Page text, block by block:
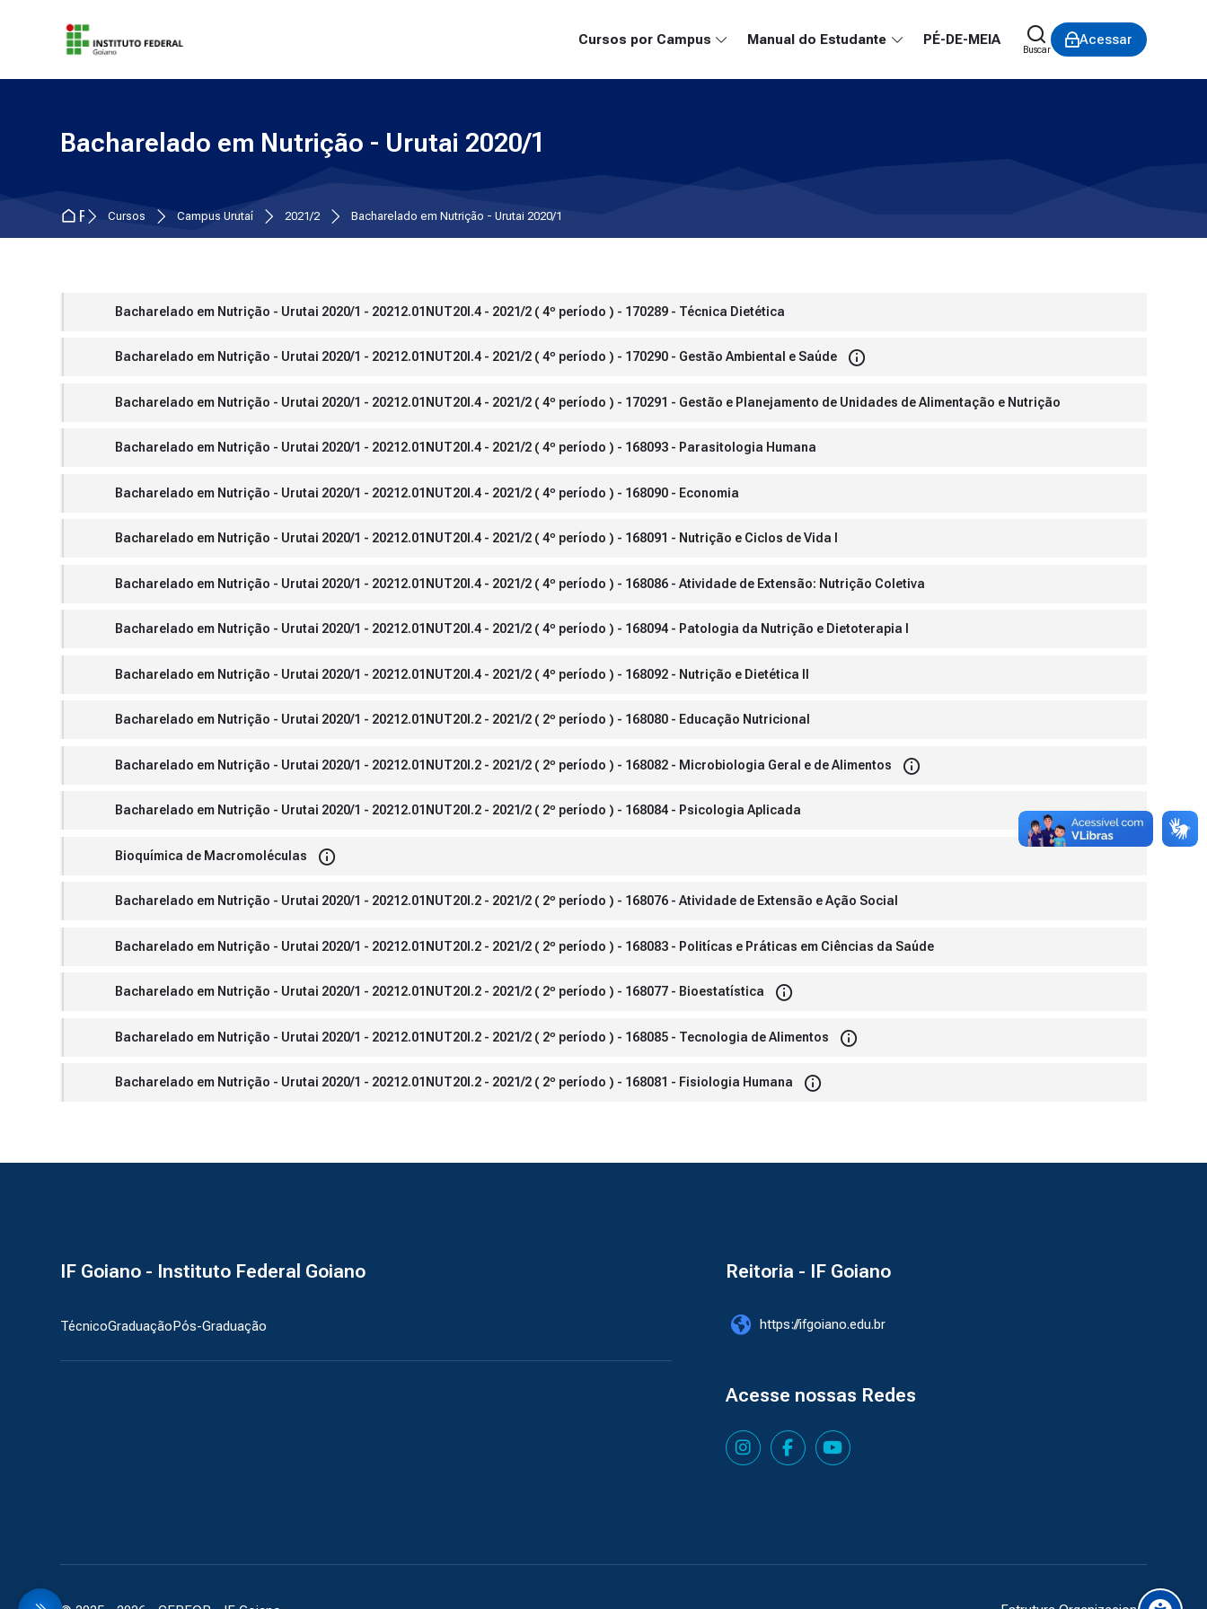
Cursos por Campus
Manual do Estudante PÉ-DE-MEIA
Buscar
Acessar
Bacharelado em Nutrição - Urutai 2020/1
Página inicial
Cursos Campus Urutaí 2021/2 Bacharelado em Nutrição - Urutai 2020/1
Bacharelado em Nutrição - Urutai 2020/1 - 20212.01NUT20I.4 - 2021/2 ( 4º período ) - 170289 - Técnica Dietética
Bacharelado em Nutrição - Urutai 2020/1 - 20212.01NUT20I.4 - 2021/2 ( 4º período ) - 170290 - Gestão Ambiental e Saúde
Bacharelado em Nutrição - Urutai 2020/1 - 20212.01NUT20I.4 - 2021/2 ( 4º período ) - 170291 - Gestão e Planejamento de Unidades de Alimentação e Nutrição
Bacharelado em Nutrição - Urutai 2020/1 - 20212.01NUT20I.4 - 2021/2 ( 4º período ) - 168093 - Parasitologia Humana
Bacharelado em Nutrição - Urutai 2020/1 - 20212.01NUT20I.4 - 2021/2 ( 4º período ) - 168090 - Economia
Bacharelado em Nutrição - Urutai 2020/1 - 20212.01NUT20I.4 - 2021/2 ( 4º período ) - 168091 - Nutrição e Ciclos de Vida I
Bacharelado em Nutrição - Urutai 2020/1 - 20212.01NUT20I.4 - 2021/2 ( 4º período ) - 168086 - Atividade de Extensão: Nutrição Coletiva
Bacharelado em Nutrição - Urutai 2020/1 - 20212.01NUT20I.4 - 2021/2 ( 4º período ) - 168094 - Patologia da Nutrição e Dietoterapia I
Bacharelado em Nutrição - Urutai 2020/1 - 20212.01NUT20I.4 - 2021/2 ( 4º período ) - 168092 - Nutrição e Dietética II
Bacharelado em Nutrição - Urutai 2020/1 - 20212.01NUT20I.2 - 2021/2 ( 2º período ) - 168080 - Educação Nutricional
Bacharelado em Nutrição - Urutai 2020/1 - 20212.01NUT20I.2 - 2021/2 ( 2º período ) - 168082 - Microbiologia Geral e de Alimentos
Bacharelado em Nutrição - Urutai 2020/1 - 20212.01NUT20I.2 - 2021/2 ( 2º período ) - 168084 - Psicologia Aplicada
Bioquímica de Macromoléculas
Bacharelado em Nutrição - Urutai 2020/1 - 20212.01NUT20I.2 - 2021/2 ( 2º período ) - 168076 - Atividade de Extensão e Ação Social
Bacharelado em Nutrição - Urutai 2020/1 - 20212.01NUT20I.2 - 2021/2 ( 2º período ) - 168083 - Politícas e Práticas em Ciências da Saúde
Bacharelado em Nutrição - Urutai 2020/1 - 20212.01NUT20I.2 - 2021/2 ( 2º período ) - 168077 - Bioestatística
Bacharelado em Nutrição - Urutai 2020/1 - 20212.01NUT20I.2 - 2021/2 ( 2º período ) - 168085 - Tecnologia de Alimentos
Bacharelado em Nutrição - Urutai 2020/1 - 20212.01NUT20I.2 - 2021/2 ( 2º período ) - 168081 - Fisiologia Humana
IF Goiano - Instituto Federal Goiano
TécnicoGraduaçãoPós-Graduação
Reitoria - IF Goiano
https://ifgoiano.edu.br
Acesse nossas Redes